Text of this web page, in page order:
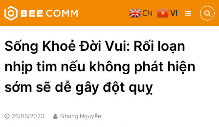
Skip
to
content
Bee
Comm
Truyền
thông
phương
tiện
Sống Khoẻ Đời Vui: Rối loạn
nhịp tim nếu không phát hiện
sớm sẽ dễ gây đột quỵ
26/06/2023 Nhung Nguyễn
EN VI